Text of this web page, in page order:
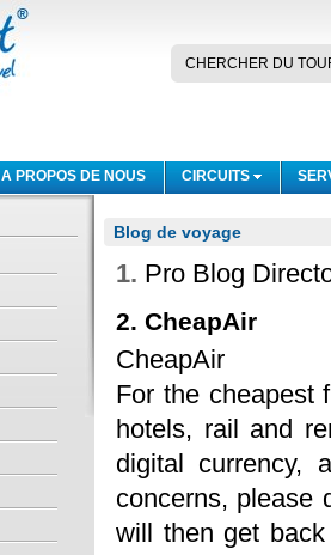
CHERCHER DU
CIRCUITS
A PROPOS DE NOUS
Blog de voyage
1. Pro Blog
2. CheapAir
CheapAir
For the cheapest
hotels, rail and
digital currency,
concerns, please
will then get